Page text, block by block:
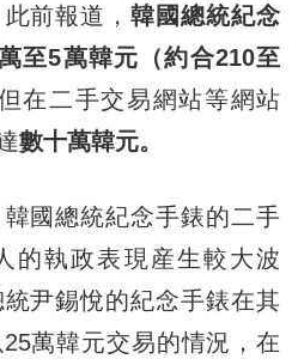
前報道，韓國總統紀念
至5萬韓元（約合210至
但在二手交易網站等網站
數十萬韓元。
總統紀念手錶的二手
的執政表現産生較大波
尹錫悅的紀念手錶在其
萬韓元交易的情況，在